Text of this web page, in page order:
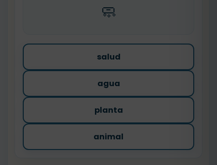
🧼
salud
agua
planta
animal